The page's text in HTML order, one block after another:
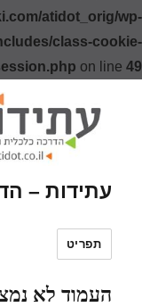
atidot_orig/wp-
class-cookie-
on line 49
עתידות –
תפריט
העמוד לא